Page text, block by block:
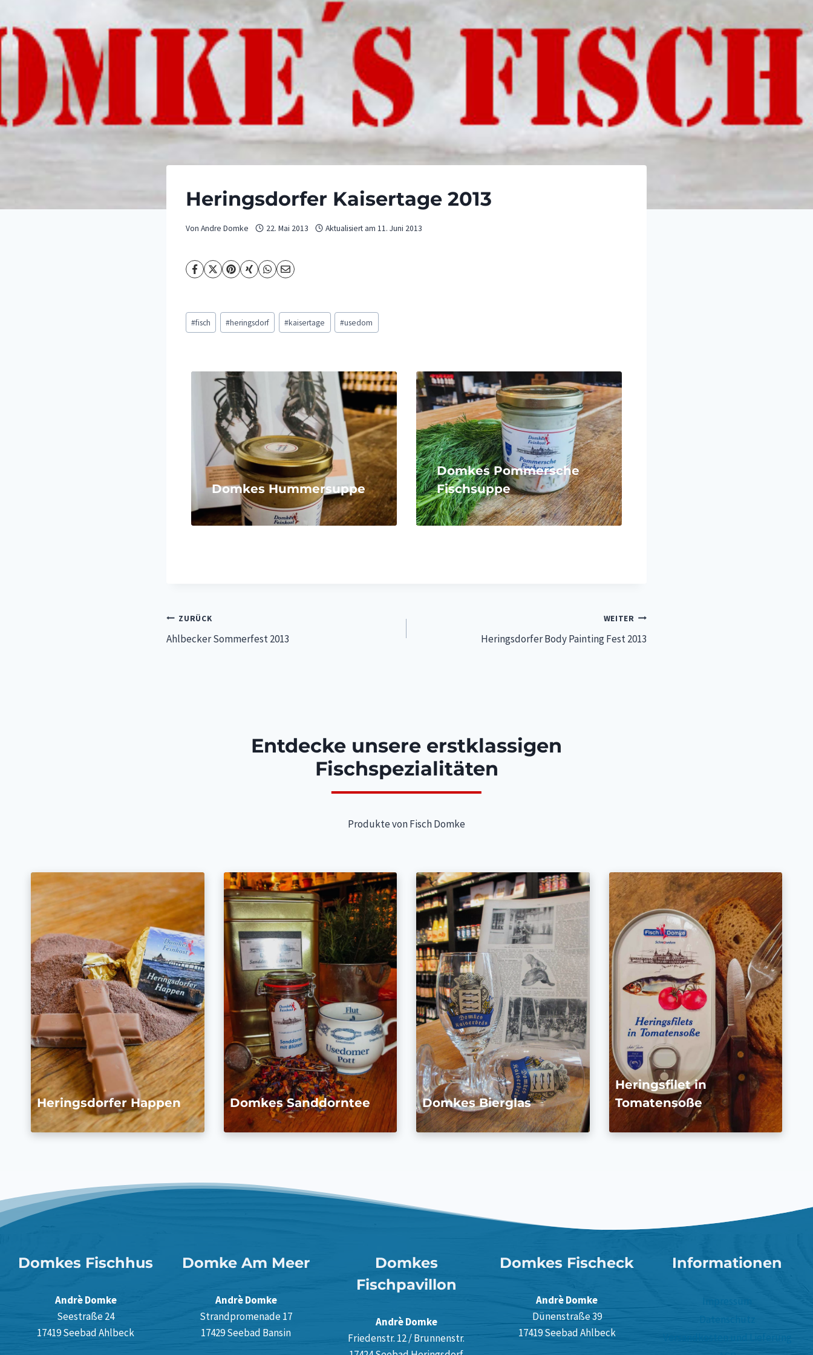
Heringsdorfer Kaisertage 2013
Von Andre Domke 22. Mai 2013 Aktualisiert am 11. Juni 2013
Schlagworte:
#fisch #heringsdorf #kaisertage #usedom
Domkes Hummersuppe
Domkes Pommersche
Fischsuppe
Beitragsnavigation
ZURÜCK
Ahlbecker Sommerfest 2013
WEITER
Heringsdorfer Body Painting Fest 2013
Entdecke unsere erstklassigen
Fischspezialitäten
Produkte von Fisch Domke
Heringsdorfer Happen Domkes Sanddorntee Domkes Bierglas
Heringsfilet in
Tomatensoße
Domkes Fischhus
Andrè Domke
Seestraße 24
17419 Seebad Ahlbeck
Domke Am Meer
Andrè Domke
Strandpromenade 17
17429 Seebad Bansin
Domkes
Fischpavillon
Andrè Domke
Friedenstr. 12 / Brunnenstr.
Domkes Fischeck
Andrè Domke
Dünenstraße 39
17419 Seebad Ahlbeck
Informationen
Datenschutz